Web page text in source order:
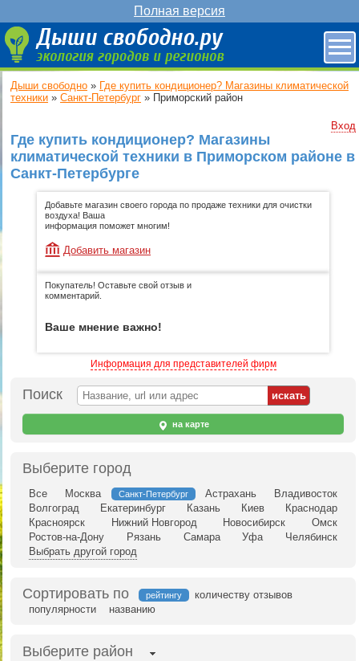
Полная версия
Дыши свободно » Где купить кондиционер? Магазины климатической
техники » Санкт-Петербург » Приморский район
Вход
Где купить кондиционер? Магазины
климатической техники в Приморском районе в
Санкт-Петербурге
Добавьте магазин своего города по продаже техники для очистки
воздуха! Ваша
информация поможет многим!
Добавить магазин
Покупатель! Оставьте свой отзыв и
комментарий.
Ваше мнение важно!
Информация для представителей фирм
Поиск
на карте
Выберите город
Все Москва Санкт-Петербург Астрахань
Владивосток
Волгоград
Екатеринбург Казань Киев
Краснодар
Красноярск
Нижний Новгород Новосибирск
Омск
Ростов-на-Дону
Рязань Самара Уфа
Челябинск
Выбрать другой город
Сортировать по рейтингу
количеству отзывов
популярности
названию
Выберите район